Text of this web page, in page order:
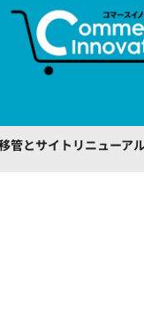
管とサイトリニューア